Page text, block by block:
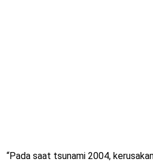
“Pada saat tsunami 2004,